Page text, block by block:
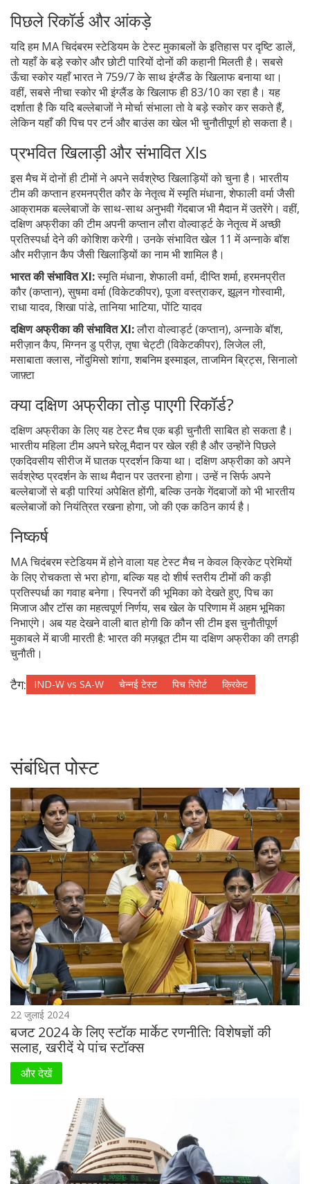
पिछले रिकॉर्ड और आंकड़े
यदि हम MA चिदंबरम स्टेडियम के टेस्ट मुकाबलों के इतिहास पर दृष्टि डालें,
तो यहाँ के बड़े स्कोर और छोटी पारियों दोनों की कहानी मिलती है। सबसे
ऊँचा स्कोर यहाँ भारत ने 759/7 के साथ इंग्लैंड के खिलाफ बनाया था।
वहीं, सबसे नीचा स्कोर भी इंग्लैंड के खिलाफ ही 83/10 का रहा है। यह
दर्शाता है कि यदि बल्लेबाजों ने मोर्चा संभाला तो वे बड़े स्कोर कर सकते हैं,
लेकिन यहाँ की पिच पर टर्न और बाउंस का खेल भी चुनौतीपूर्ण हो सकता है।
प्रभवित खिलाड़ी और संभावित XIs
इस मैच में दोनों ही टीमों ने अपने सर्वश्रेष्ठ खिलाड़ियों को चुना है। भारतीय
टीम की कप्तान हरमनप्रीत कौर के नेतृत्व में स्मृति मंधाना, शेफाली वर्मा जैसी
आक्रामक बल्लेबाजों के साथ-साथ अनुभवी गेंदबाज भी मैदान में उतरेंगे। वहीं,
दक्षिण अफ्रीका की टीम अपनी कप्तान लौरा वोल्वार्ड्ट के नेतृत्व में अच्छी
प्रतिस्पर्धा देने की कोशिश करेगी। उनके संभावित खेल 11 में अन्नाके बॉश
और मरीज़ान कैप जैसी खिलाड़ियों का नाम भी शामिल है।
भारत की संभावित XI:स्मृति मंधाना, शेफाली वर्मा, दीप्ति शर्मा, हरमनप्रीत
कौर (कप्तान), सुषमा वर्मा (विकेटकीपर), पूजा वस्त्राकर, झूलन गोस्वामी,
राधा यादव, शिखा पांडे, तानिया भाटिया, पोंटि यादव
दक्षिण अफ्रीका की संभावित XI:लौरा वोल्वार्ड्ट (कप्तान), अन्नाके बॉश,
मरीज़ान कैप, मिग्नन डु प्रीज़, तृषा चेट्टी (विकेटकीपर), लिजेल ली,
मसाबाता क्लास, नोंदुमिसो शांगा, शबनिम इस्माइल, ताजमिन ब्रिट्स, सिनालो
जाफ़्टा
क्या दक्षिण अफ्रीका तोड़ पाएगी रिकॉर्ड?
दक्षिण अफ्रीका के लिए यह टेस्ट मैच एक बड़ी चुनौती साबित हो सकता है।
भारतीय महिला टीम अपने घरेलू मैदान पर खेल रही है और उन्होंने पिछले
एकदिवसीय सीरीज में घातक प्रदर्शन किया था। दक्षिण अफ्रीका को अपने
सर्वश्रेष्ठ प्रदर्शन के साथ मैदान पर उतरना होगा। उन्हें न सिर्फ अपने
बल्लेबाजों से बड़ी पारियां अपेक्षित होंगी, बल्कि उनके गेंदबाजों को भी भारतीय
बल्लेबाजों को नियंत्रित रखना होगा, जो की एक कठिन कार्य है।
निष्कर्ष
MA चिदंबरम स्टेडियम में होने वाला यह टेस्ट मैच न केवल क्रिकेट प्रेमियों
के लिए रोचकता से भरा होगा, बल्कि यह दो शीर्ष स्तरीय टीमों की कड़ी
प्रतिस्पर्धा का गवाह बनेगा। स्पिनरों की भूमिका को देखते हुए, पिच का
मिजाज और टॉस का महत्वपूर्ण निर्णय, सब खेल के परिणाम में अहम भूमिका
निभाएंगे। अब यह देखने वाली बात होगी कि कौन सी टीम इस चुनौतीपूर्ण
मुकाबले में बाजी मारती है: भारत की मज़बूत टीम या दक्षिण अफ्रीका की तगड़ी
चुनौती।
टैग: IND-W vs SA-W चेन्नई टेस्ट पिच रिपोर्ट क्रिकेट
संबंधित पोस्ट
22 जुलाई 2024
बजट 2024 के लिए स्टॉक मार्केट रणनीति: विशेषज्ञों की
सलाह, खरीदें ये पांच स्टॉक्स
और देखें